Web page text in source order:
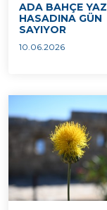
ADA BAHÇE YAZ
HASADINA GÜN
SAYIYOR
10.06.2026